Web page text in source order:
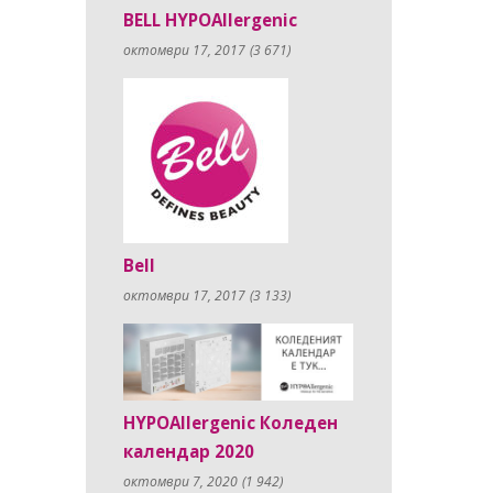
BELL HYPOAllergenic
октомври 17, 2017 (3 671)
Bell
октомври 17, 2017 (3 133)
HYPOAllergenic Коледен
календар 2020
октомври 7, 2020 (1 942)